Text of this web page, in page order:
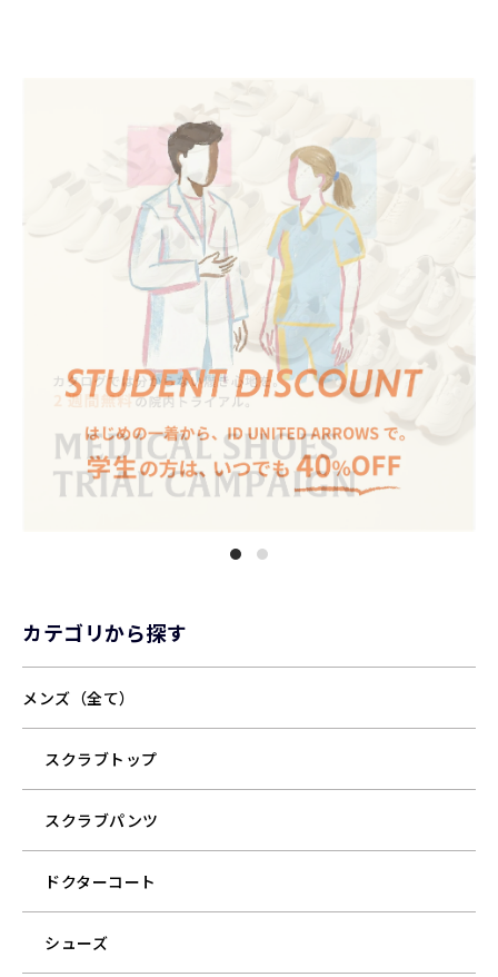
カテゴリから探す
メンズ（全て）
スクラブトップ
スクラブパンツ
ドクターコート
シューズ